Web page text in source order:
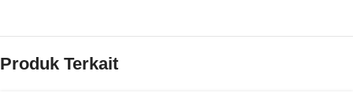
Produk Terkait